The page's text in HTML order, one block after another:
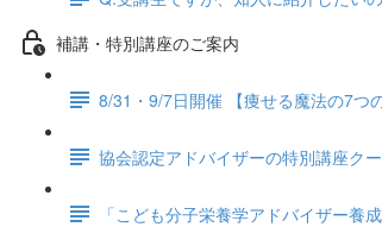
補講・特別講座のご案内
8/31・9/7日開催 【痩せる魔法の7つ
協会認定アドバイザーの特別講座ク
「こども分子栄養学アドバイザー養